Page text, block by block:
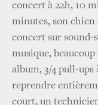
concert à 22h, 10
minutes, son chien
concert sur sound-
musique,
album, 3/4 pull-ups
reprendre
court, un